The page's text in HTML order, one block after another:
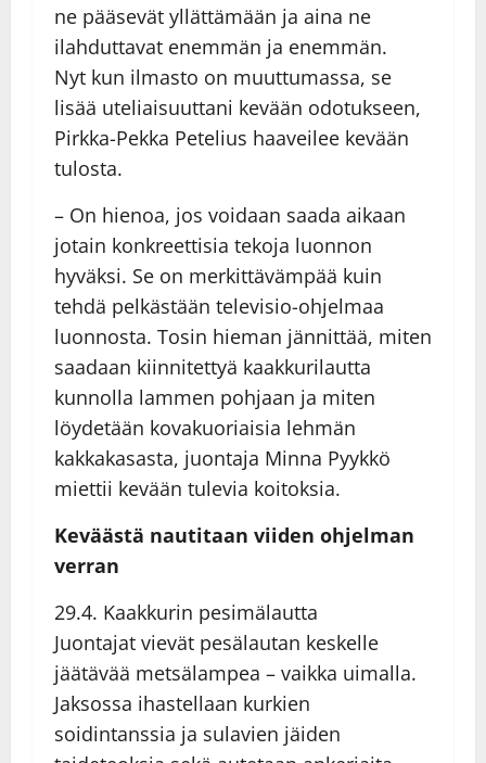
ne pääsevät yllättämään ja aina ne
ilahduttavat enemmän ja enemmän.
Nyt kun ilmasto on muuttumassa, se
lisää uteliaisuuttani kevään odotukseen,
Pirkka-Pekka Petelius haaveilee kevään
tulosta.
– On hienoa, jos voidaan saada aikaan
jotain konkreettisia tekoja luonnon
hyväksi. Se on merkittävämpää kuin
tehdä pelkästään televisio-ohjelmaa
luonnosta. Tosin hieman jännittää, miten
saadaan kiinnitettyä kaakkurilautta
kunnolla lammen pohjaan ja miten
löydetään kovakuoriaisia lehmän
kakkakasasta, juontaja Minna Pyykkö
miettii kevään tulevia koitoksia.
Keväästä nautitaan viiden ohjelman
verran
29.4. Kaakkurin pesimälautta
Juontajat vievät pesälautan keskelle
jäätävää metsälampea – vaikka uimalla.
Jaksossa ihastellaan kurkien
soidintanssia ja sulavien jäiden